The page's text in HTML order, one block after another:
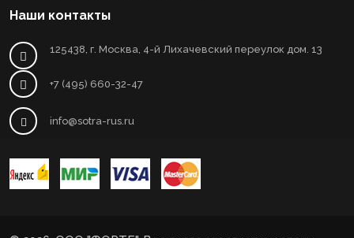
Наши контакты
125438, г. Москва, 4-й Лихачевский переулок дом. 13
+7 (495) 660-32-47
info@sotra-rus.ru